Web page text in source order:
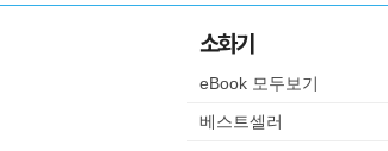
소화기
eBook 모두보기
베스트셀러